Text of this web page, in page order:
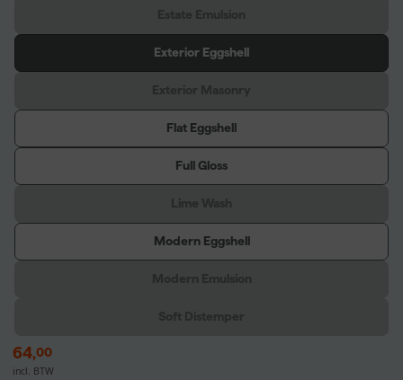
Exterior Eggshell
Flat Eggshell
Full Gloss
Modern Eggshell
64,00
incl. BTW